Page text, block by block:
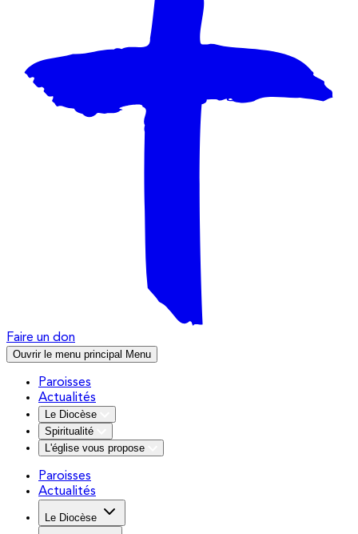
Faire un don
Ouvrir le menu principal Menu
Paroisses
Actualités
Le Diocèse
Spiritualité
L'église vous propose
Paroisses
Actualités
Le Diocèse